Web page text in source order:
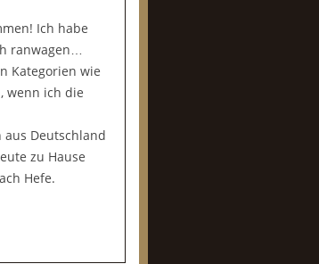
Ich habe
ranwagen…
Kategorien wie
wenn ich die
aus Deutschland
zu Hause
Hefe.